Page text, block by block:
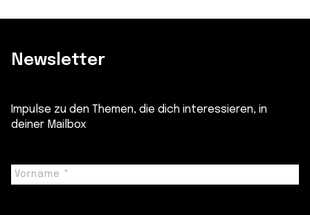
Newsletter
Impulse zu den Themen, die dich interessieren, in
deiner Mailbox